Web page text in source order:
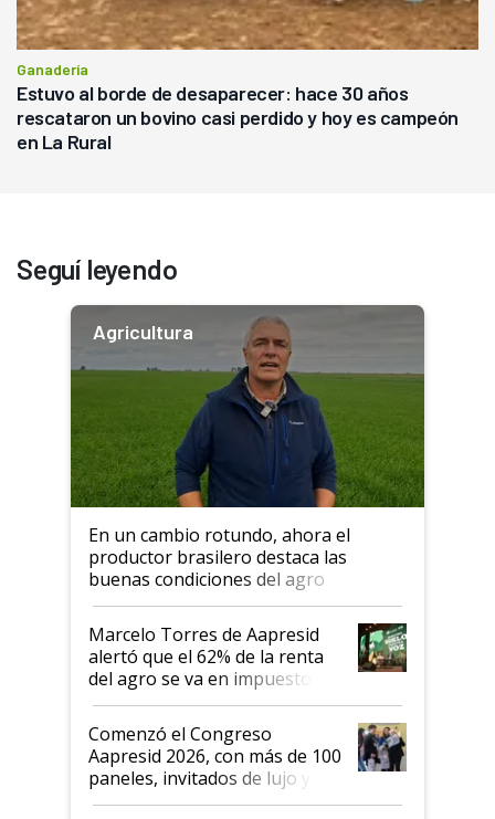
Ganadería
Estuvo al borde de desaparecer: hace 30 años
rescataron un bovino casi perdido y hoy es campeón
en La Rural
Seguí leyendo
Agricultura
En un cambio rotundo, ahora el
productor brasilero destaca las
buenas condiciones del agro
argentino para invertir: "Los veo
más motivados"
Marcelo Torres de Aapresid
alertó que el 62% de la renta
del agro se va en impuestos:
"No es bueno que en
Argentina se sigan discutiendo
las mismas cosas de hace 50
años"
Comenzó el Congreso
Aapresid 2026, con más de 100
paneles, invitados de lujo y
todas las tendencias